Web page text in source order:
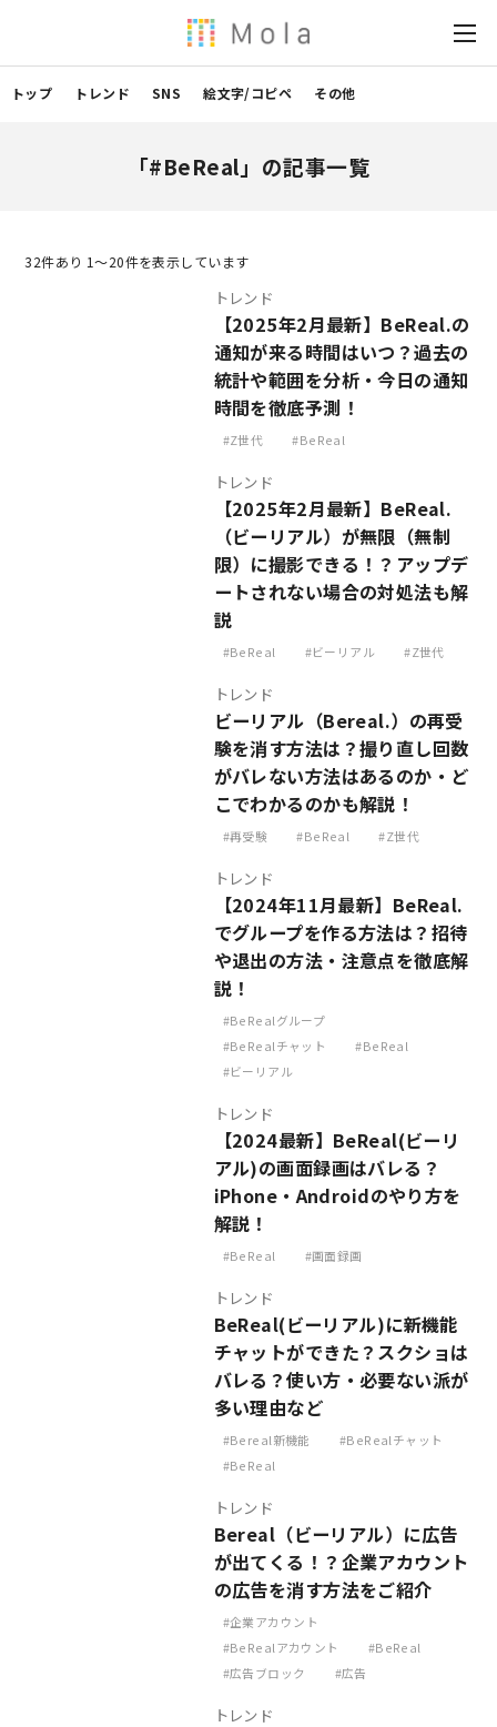
トップ トレンド SNS 絵文字/コピペ その他
「#BeReal」の記事一覧
32件あり 1〜20件を表示しています
トレンド
【2025年2月最新】BeReal.の
通知が来る時間はいつ？過去の
統計や範囲を分析・今日の通知
時間を徹底予測！
Z世代 BeReal
トレンド
【2025年2月最新】BeReal.
（ビーリアル）が無限（無制
限）に撮影できる！？アップデ
ートされない場合の対処法も解
説
BeReal ビーリアル Z世代
トレンド
ビーリアル（Bereal.）の再受
験を消す方法は？撮り直し回数
がバレない方法はあるのか・ど
こでわかるのかも解説！
再受験 BeReal Z世代
トレンド
【2024年11月最新】BeReal.
でグループを作る方法は？招待
や退出の方法・注意点を徹底解
説！
BeRealグループ
BeRealチャット
BeReal
ビーリアル
トレンド
【2024最新】BeReal(ビーリ
アル)の画面録画はバレる？
iPhone・Androidのやり方を
解説！
BeReal 画面録画
トレンド
BeReal(ビーリアル)に新機能
チャットができた？スクショは
バレる？使い方・必要ない派が
多い理由など
Bereal新機能
BeRealチャット
BeReal
トレンド
Bereal（ビーリアル）に広告
が出てくる！？企業アカウント
の広告を消す方法をご紹介
企業アカウント
BeRealアカウント
BeReal
広告ブロック
広告
トレンド